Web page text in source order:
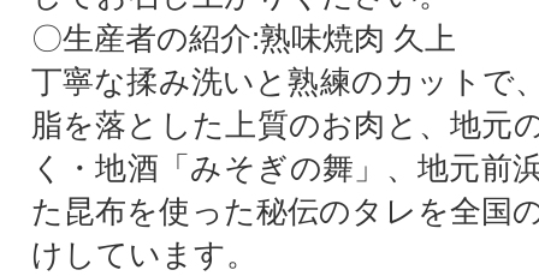
〇生産者の紹介:熟味焼肉 久上
丁寧な揉み洗いと熟練のカットで
脂を落とした上質のお肉と、地元
く・地酒「みそぎの舞」、地元前
た昆布を使った秘伝のタレを全国
けしています。